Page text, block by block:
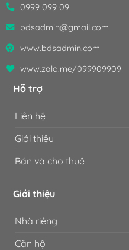
0999 099 09
bdsadmin@gmail.com
www.bdsadmin.com
www.zalo.me/099909909
Hỗ trợ
Liên hệ
Giới thiệu
Bán và cho thuê
Giới thiệu
Nhà riêng
Căn hộ